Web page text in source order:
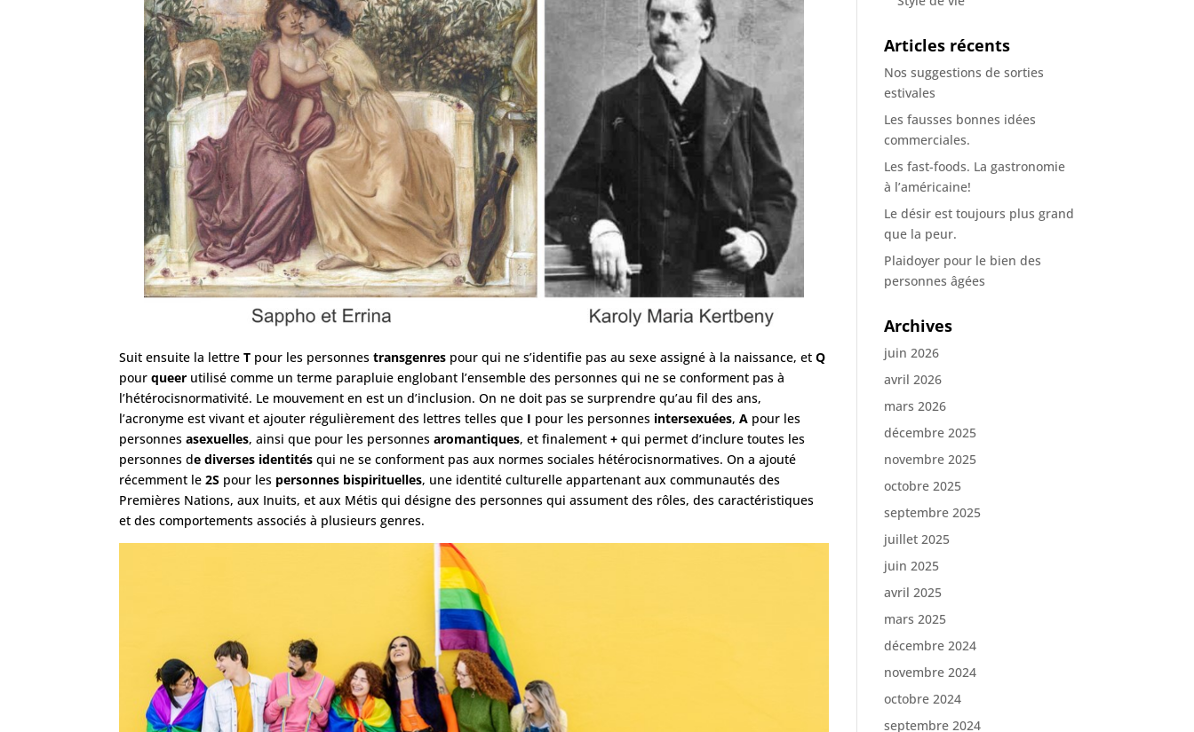
Suit ensuite la lettreT pour les personnestransgenres pour qui ne s’identifie pas au sexe assigné à la naissance, etQ
pourqueer utilisé comme un terme parapluie englobant l’ensemble des personnes qui ne se conforment pas à
l’hétérocisnormativité. Le mouvement en est un d’inclusion. On ne doit pas se surprendre qu’au fil des ans,
l’acronyme est vivant et ajouter régulièrement des lettres telles que I pour les personnes intersexuées,A pour les
personnesasexuelles, ainsi que pour les personnesaromantiques, et finalement+ qui permet d’inclure toutes les
personnes de diverses identités qui ne se conforment pas aux normes sociales hétérocisnormatives. On a ajouté
récemment le2S pour les personnes bispirituelles, une identité culturelle appartenant aux communautés des
Premières Nations, aux Inuits, et aux Métis qui désigne des personnes qui assument des rôles, des caractéristiques
et des comportements associés à plusieurs genres.
Articles récents
Nos suggestions de sorties
estivales
Les fausses bonnes idées
commerciales.
Les fast-foods. La gastronomie
à l’américaine!
Le désir est toujours plus grand
que la peur.
Plaidoyer pour le bien des
personnes âgées
Archives
juin 2026
avril 2026
mars 2026
décembre 2025
novembre 2025
octobre 2025
septembre 2025
juillet 2025
juin 2025
avril 2025
mars 2025
décembre 2024
novembre 2024
octobre 2024
septembre 2024